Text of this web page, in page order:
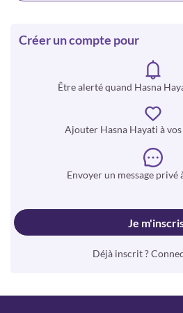
Créer un compte pour
Être alerté quand Hasna
Ajouter Hasna Hayati à
Envoyer un message privé
Je
Déjà inscrit ?